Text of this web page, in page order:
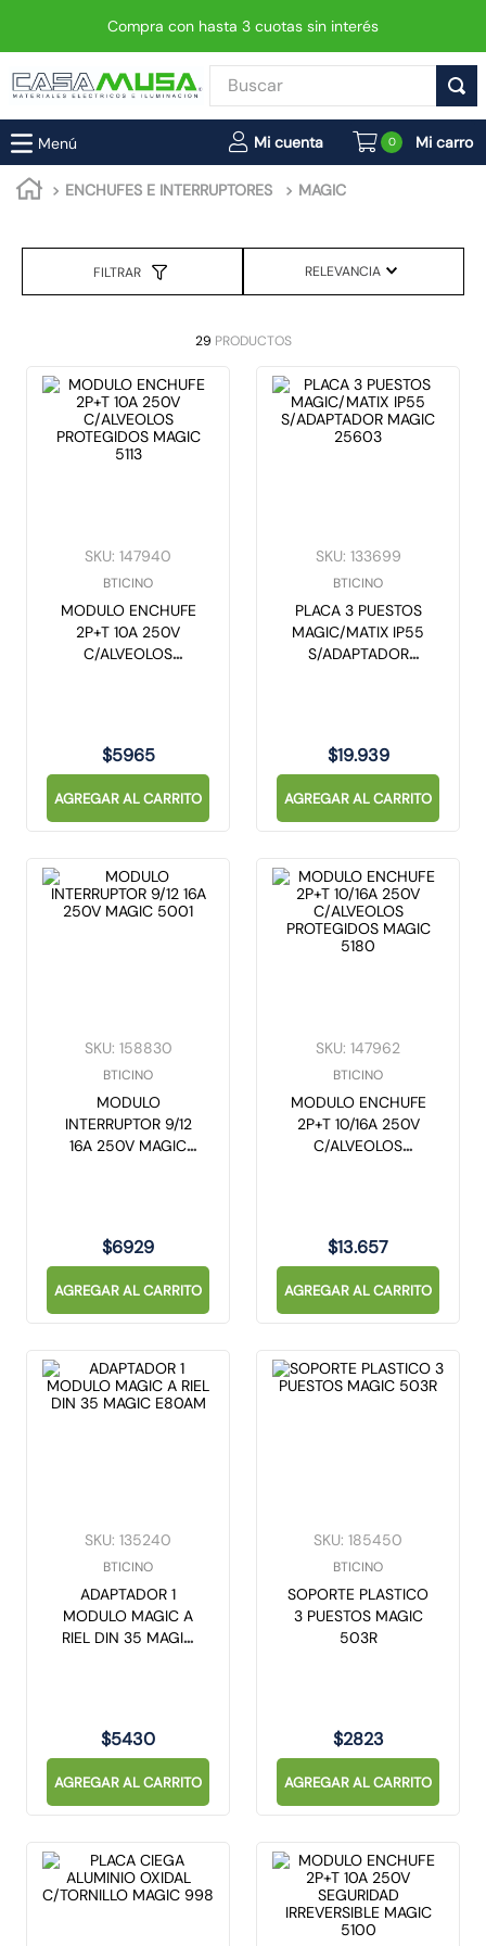
Compra con hasta 3 cuotas sin interés
Buscar
0
ENCHUFES E INTERRUPTORES MAGIC
FILTRAR RELEVANCIA
29 PRODUCTOS
SKU: 147940
BTICINO
MODULO ENCHUFE
2P+T 10A 250V
C/ALVEOLOS
$5965
AGREGAR AL CARRITO
SKU: 133699
BTICINO
PLACA 3 PUESTOS
MAGIC/MATIX IP55
S/ADAPTADOR
$19.939
AGREGAR AL CARRITO
SKU: 158830
BTICINO
MODULO
INTERRUPTOR 9/12
16A 250V MAGIC
$6929
AGREGAR AL CARRITO
SKU: 147962
BTICINO
MODULO ENCHUFE
2P+T 10/16A 250V
C/ALVEOLOS
$13.657
AGREGAR AL CARRITO
SKU: 135240
BTICINO
ADAPTADOR 1
MODULO MAGIC A
RIEL DIN 35 MAGIC
$5430
AGREGAR AL CARRITO
SKU: 185450
BTICINO
SOPORTE PLASTICO
3 PUESTOS MAGIC
503R
$2823
AGREGAR AL CARRITO
TÉRMINOS MÁS BUSCADOS
1.
interruptor
2.
enchufe
foco
6.
matixgo
foco led
ampolleta